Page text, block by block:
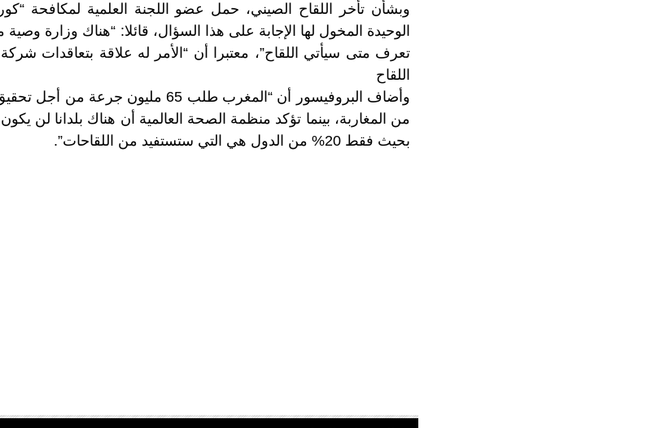
وبشأن تأخر اللقاح الصيني، حمل عضو اللجنة العلمية لمكافحة
الوحيدة المخول لها الإجابة على هذا السؤال، قائلا: “هناك وزارة
تعرف متى سيأتي اللقاح”، معتبرا أن “الأمر له علاقة بتعاقدات
اللقاح
من المغاربة، بينما تؤكد منظمة الصحة العالمية أن هناك بلدانا لن
بحيث فقط 20% من الدول هي التي ستستفيد من اللقاحات”.